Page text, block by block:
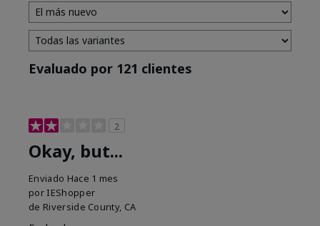
Evaluado por 121 clientes
2
Okay, but...
Enviado Hace 1 mes
por IEShopper
de Riverside County, CA